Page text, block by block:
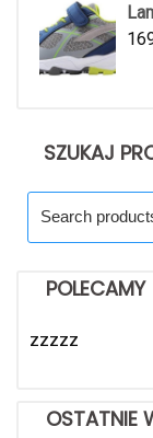
SZUKAJ
for:
POLECAMY
zzzzz
OSTATNIE